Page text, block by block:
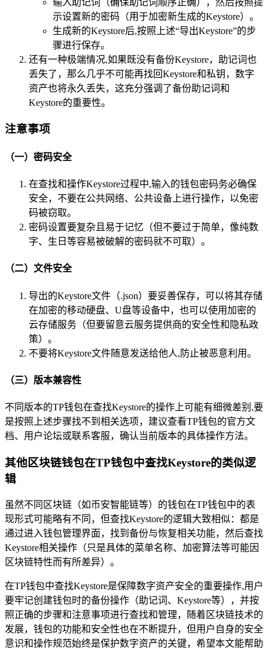
示设置新的密码（用于加密新生成的Keystore）。
生成新的Keystore后,按照上述“导出Keystore”的步
骤进行保存。
还有一种极端情况,如果既没有备份Keystore，助记词也
丢失了，那么几乎不可能再找回Keystore和私钥，数字
资产也将永久丢失，这充分强调了备份助记词和
Keystore的重要性。
注意事项
（一）密码安全
在查找和操作Keystore过程中,输入的钱包密码务必确保
安全，不要在公共网络、公共设备上进行操作，以免密
码被窃取。
密码设置要复杂且易于记忆（但不要过于简单，像纯数
字、生日等容易被破解的密码就不可取）。
（二）文件安全
导出的Keystore文件（.json）要妥善保存，可以将其存储
在加密的移动硬盘、U盘等设备中，也可以使用加密的
云存储服务（但要留意云服务提供商的安全性和隐私政
策）。
不要将Keystore文件随意发送给他人,防止被恶意利用。
（三）版本兼容性
不同版本的TP钱包在查找Keystore的操作上可能有细微差别,要
是按照上述步骤找不到相关选项，建议查看TP钱包的官方文
档、用户论坛或联系客服，确认当前版本的具体操作方法。
其他区块链钱包在TP钱包中查找Keystore的类似逻
辑
虽然不同区块链（如币安智能链等）的钱包在TP钱包中的表
现形式可能略有不同，但查找Keystore的逻辑大致相似：都是
通过进入钱包管理界面，找到备份与恢复相关功能，然后查找
Keystore相关操作（只是具体的菜单名称、加密算法等可能因
区块链特性而有所差异）。
在TP钱包中查找Keystore是保障数字资产安全的重要操作,用户
要牢记创建钱包时的备份操作（助记词、Keystore等），并按
照正确的步骤和注意事项进行查找和管理，随着区块链技术的
发展，钱包的功能和安全性也在不断提升，但用户自身的安全
意识和操作规范始终是保护数字资产的关键，希望本文能帮助